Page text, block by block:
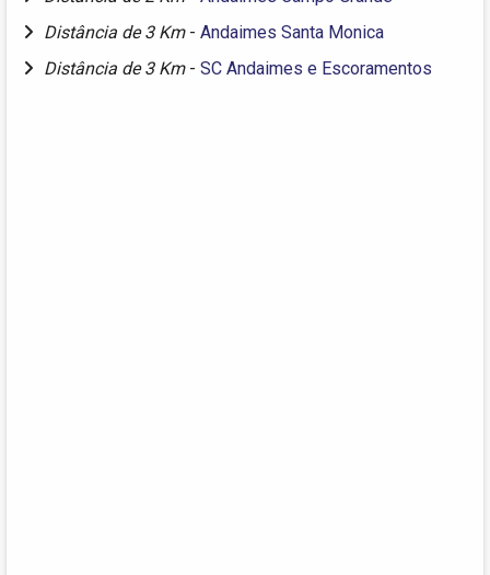
Distância de 3 Km - Andaimes Santa Monica
Distância de 3 Km - SC Andaimes e Escoramentos